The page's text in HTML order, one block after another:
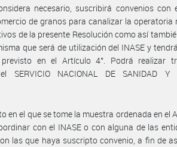
necesario, suscribirá convenios con
de granos para canalizar la operatoria
de la presente Resolución como así
que será de utilización del INASE y
en el Artículo 4°. Podrá realizar
SERVICIO NACIONAL DE SANIDAD Y
en el que se tome la muestra ordenada en el
con el INASE o con alguna de las
las que haya suscripto convenio, a fin de